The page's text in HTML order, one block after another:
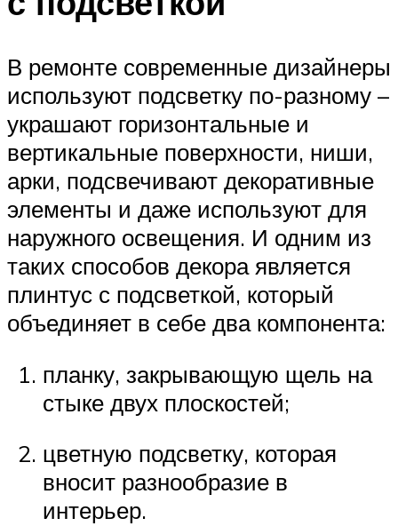
В ремонте современные дизайнеры
используют подсветку по-разному –
украшают горизонтальные и
вертикальные поверхности, ниши,
арки, подсвечивают декоративные
элементы и даже используют для
наружного освещения. И одним из
таких способов декора является
плинтус с подсветкой, который
объединяет в себе два компонента:
планку, закрывающую щель на
стыке двух плоскостей;
цветную подсветку, которая
вносит разнообразие в
интерьер.